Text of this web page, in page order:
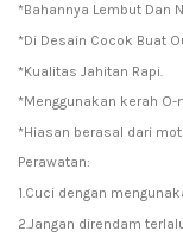
*Bahannya Lembut Dan
*Di Desain Cocok Buat
*Kualitas Jahitan Rapi.
*Menggunakan kerah O-
*Hiasan berasal dari
Perawatan:
1.Cuci dengan
2.Jangan direndam